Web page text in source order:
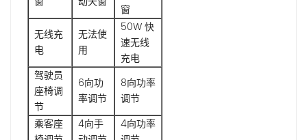
窗
无线充
电
无法使
用
50W 快
速无线
充电
驾驶员
座椅调
节
6向功
率调节
8向功率
调节
乘客座
4向手
4向功率